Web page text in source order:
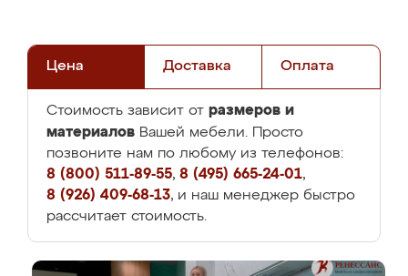
Цена Доставка Оплата
Стоимость зависит от размеров и
материалов Вашей мебели. Просто
позвоните нам по любому из телефонов:
8 (800) 511-89-55, 8 (495) 665-24-01,
8 (926) 409-68-13, и наш менеджер быстро
рассчитает стоимость.